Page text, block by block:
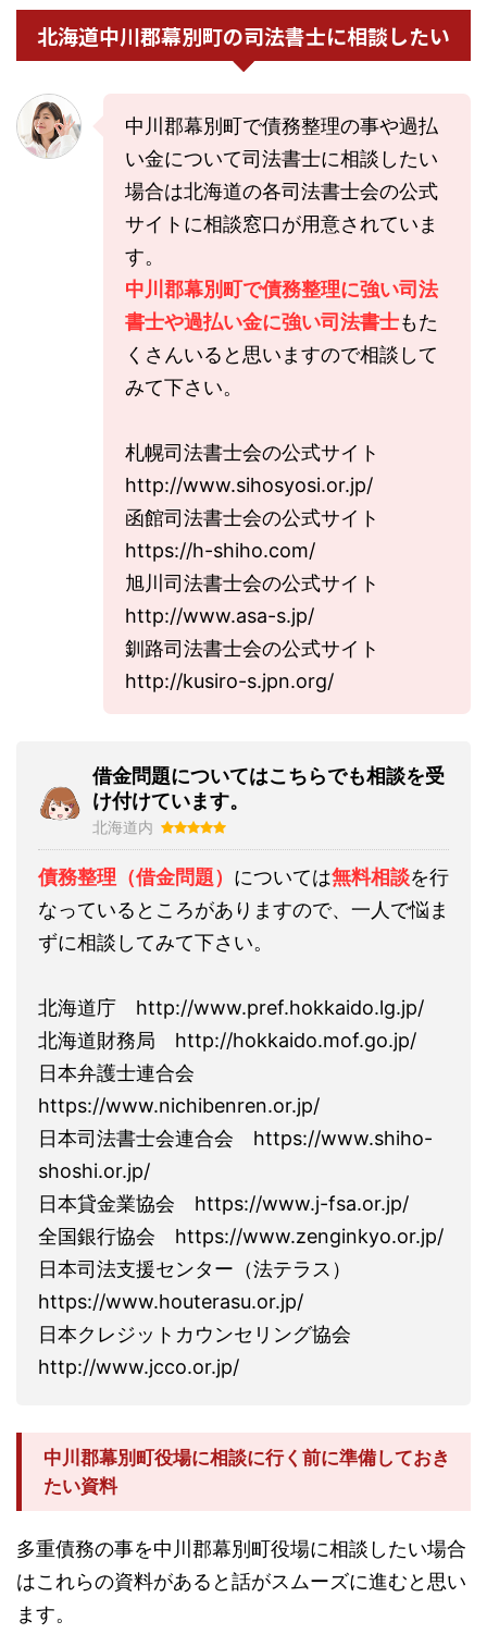
北海道中川郡幕別町の司法書士に相談したい
中川郡幕別町で債務整理の事や過払
い金について司法書士に相談したい
場合は北海道の各司法書士会の公式
サイトに相談窓口が用意されていま
す。
中川郡幕別町で債務整理に強い司法
書士や過払い金に強い司法書士もた
くさんいると思いますので相談して
みて下さい。
札幌司法書士会の公式サイト
http://www.sihosyosi.or.jp/
函館司法書士会の公式サイト
https://h-shiho.com/
旭川司法書士会の公式サイト
http://www.asa-s.jp/
釧路司法書士会の公式サイト
http://kusiro-s.jpn.org/
借金問題についてはこちらでも相談を受
け付けています。
北海道内
債務整理（借金問題） については無料相談を行
なっているところがありますので、一人で悩ま
ずに相談してみて下さい。
北海道庁 http://www.pref.hokkaido.lg.jp/
北海道財務局 http://hokkaido.mof.go.jp/
日本弁護士連合会
https://www.nichibenren.or.jp/
日本司法書士会連合会 https://www.shiho-
shoshi.or.jp/
日本貸金業協会 https://www.j-fsa.or.jp/
全国銀行協会 https://www.zenginkyo.or.jp/
日本司法支援センター（法テラス）
https://www.houterasu.or.jp/
日本クレジットカウンセリング協会
http://www.jcco.or.jp/
中川郡幕別町役場に相談に行く前に準備しておき
たい資料
多重債務の事を中川郡幕別町役場に相談したい場合
はこれらの資料があると話がスムーズに進むと思い
ます。